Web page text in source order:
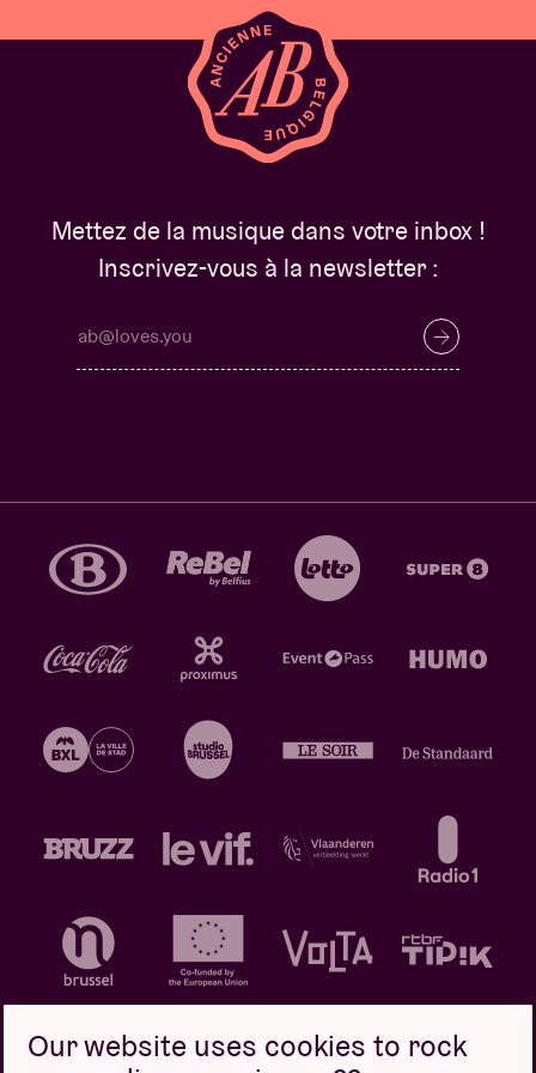
Mettez de la musique dans votre inbox !
Inscrivez-vous à la newsletter :
Our website uses cookies to rock